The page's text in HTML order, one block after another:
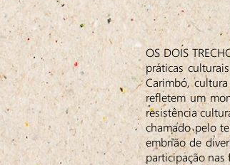
OS DOIS
práticas
Carimbó,
refletem um
resistência
chamado pelo
embrião de
participação nas